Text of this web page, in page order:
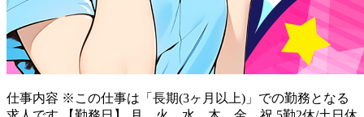
仕事内容 ※この仕事は「長期(3ヶ月以上)」での勤務となる